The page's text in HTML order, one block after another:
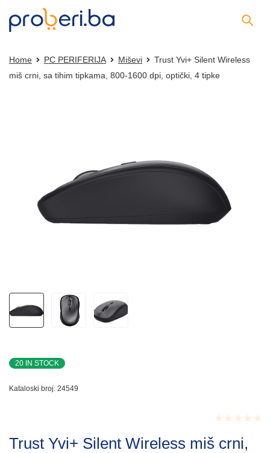
Home PC PERIFERIJA Miševi
Trust Yvi+ Silent Wireless
miš crni, sa tihim tipkama, 800-1600 dpi, optički, 4 tipke
20 IN STOCK
Kataloski broj: 24549
0.001
Trust Yvi+ Silent Wireless miš crni,